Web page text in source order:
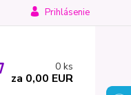
Prihlásenie
0 ks
za 0,00 EUR